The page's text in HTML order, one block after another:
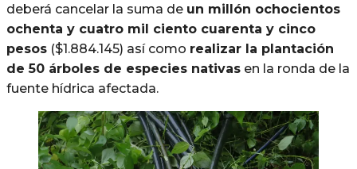
deberá cancelar la suma de un millón ochocientos
ochenta y cuatro mil ciento cuarenta y cinco
pesos ($1.884.145) así como realizar la plantación
de 50 árboles de especies nativas en la ronda de la
fuente hídrica afectada.